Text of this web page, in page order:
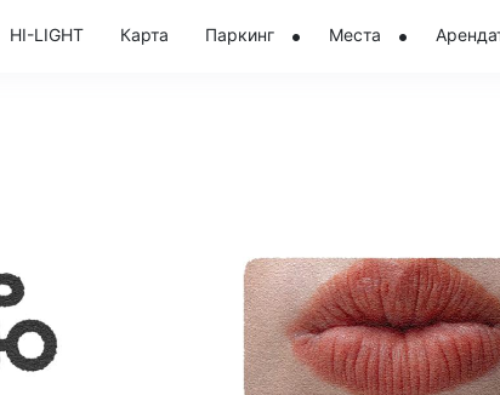
HI-LIGHT Карта Паркинг Места